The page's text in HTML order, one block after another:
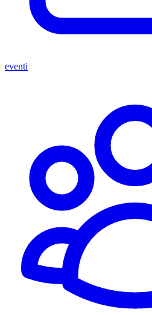
eventi